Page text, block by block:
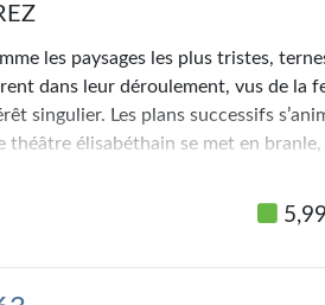
les paysages les plus tristes,
dans leur déroulement, vus de la
singulier. Les plans successifs
théâtre élisabéthain se met en
fait être désigné comme laid ou vide,
de mon horripilante filleule tangue